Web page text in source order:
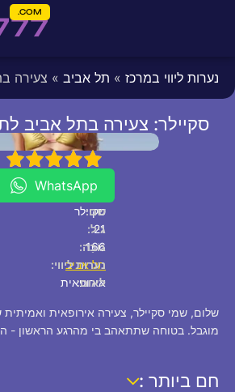
COM.
נערות ליווי במרכז » תל אביב » צעירה בתל
סקיילר: צעירה בתל אביב
fixed
[/fixed]
5
WhatsApp
שם:
סקיילר
גיל:
21
גוֹבַה:
166
נערות ליווי:
תל אביב
לאום:
אירופאית
שלום, שמי סקיילר, צעירה אירופאית
מוגבל. בטוחה שתתאהב בי מהרגע הראשון -
חם ביותר :